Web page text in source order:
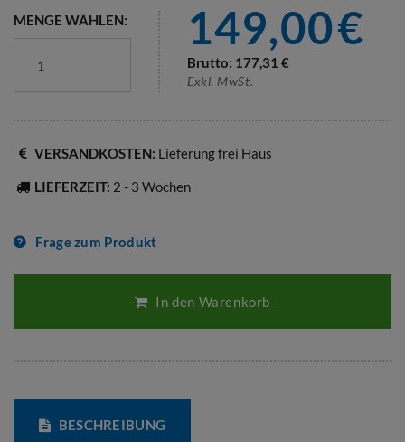
MENGE WÄHLEN: 149,00€
Brutto: 177,31 €
Exkl. MwSt.
VERSANDKOSTEN: Lieferung frei Haus
LIEFERZEIT: 2 - 3 Wochen
Frage zum Produkt
In den Warenkorb
BESCHREIBUNG